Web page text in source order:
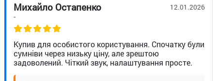
Михайло Остапенко
-
12.01.2026
Купив для особистого користування. Спочатку були
сумніви через низьку ціну, але зрештою
задоволений. Чіткий звук, налаштування просте.